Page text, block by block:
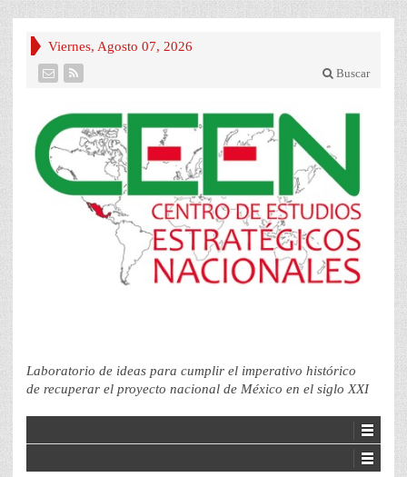
Viernes, Agosto 07, 2026
Buscar
Laboratorio de ideas para cumplir el imperativo histórico
de recuperar el proyecto nacional de México en el siglo XXI